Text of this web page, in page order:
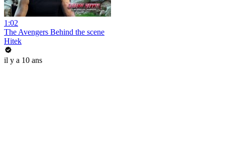
1:02
The Avengers Behind the scene
Hitek
il y a 10 ans